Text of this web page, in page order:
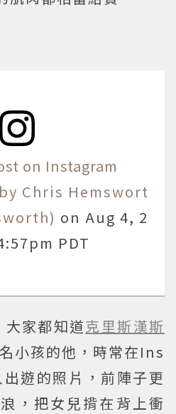
on Instagram
Chris Hemswort
on Aug 4, 2
PDT
家都知道克里斯漢斯
小孩的他，時常在Ins
遊的照片，前陣子更
，把女兒揹在背上衝